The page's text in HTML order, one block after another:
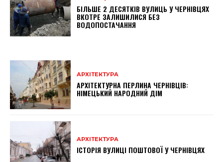
БІЛЬШЕ 2 ДЕСЯТКІВ ВУЛИЦЬ У ЧЕРНІВЦЯХ
ВКОТРЕ ЗАЛИШИЛИСЯ БЕЗ
ВОДОПОСТАЧАННЯ
АРХІТЕКТУРА
АРХІТЕКТУРНА ПЕРЛИНА ЧЕРНІВЦІВ:
НІМЕЦЬКИЙ НАРОДНИЙ ДІМ
АРХІТЕКТУРА
ІСТОРІЯ ВУЛИЦІ ПОШТОВОЇ У ЧЕРНІВЦЯХ